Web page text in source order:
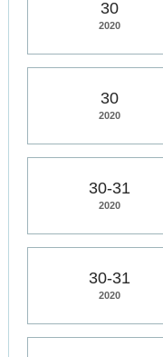
30
2020
30
2020
30-31
2020
30-31
2020